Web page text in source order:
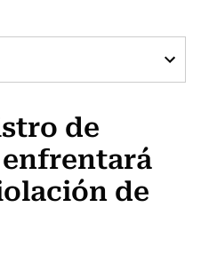
Usach
de
de